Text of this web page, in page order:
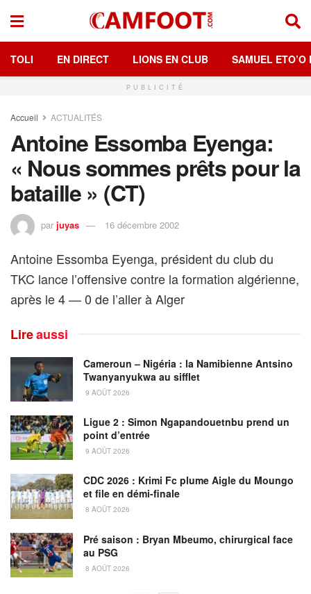
TOLI EN DIRECT LIONS EN CLUB SAMUEL ETO’O
PUBLICITÉ
Accueil ACTUALITÉS
Antoine Essomba Eyenga:
« Nous sommes prêts pour la
bataille » (CT)
par juyas 16 décembre 2002
Antoine Essomba Eyenga, président du club du
TKC lance l’offensive contre la formation algérienne,
après le 4 — 0 de l’aller à Alger
Lireaussi
Cameroun – Nigéria : la Namibienne Antsino
Twanyanyukwa au sifflet
9 AOÛT 2026
Ligue 2 : Simon Ngapandouetnbu prend un
point d’entrée
9 AOÛT 2026
CDC 2026 : Krimi Fc plume Aigle du Moungo
et file en démi-finale
8 AOÛT 2026
Pré saison : Bryan Mbeumo, chirurgical face
au PSG
8 AOÛT 2026